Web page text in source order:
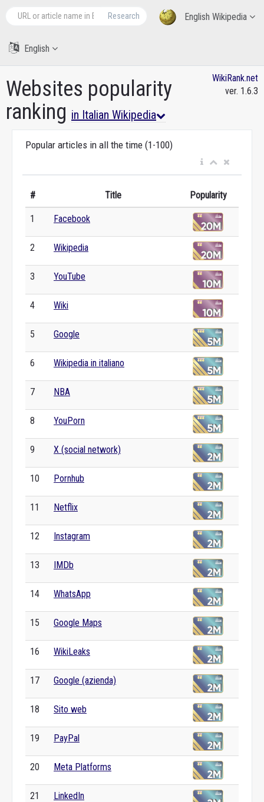
English Wikipedia
Research
English
Websites popularity
ranking in Italian Wikipedia
WikiRank.net
ver. 1.6.3
Popular articles in all the time (1-100)
# Title Popularity
1 Facebook
2 Wikipedia
3 YouTube
4 Wiki
5 Google
6 Wikipedia in italiano
7 NBA
8 YouPorn
9 X (social network)
10 Pornhub
11 Netflix
12 Instagram
13 IMDb
14 WhatsApp
15 Google Maps
16 WikiLeaks
17 Google (azienda)
18 Sito web
19 PayPal
20 Meta Platforms
21 LinkedIn